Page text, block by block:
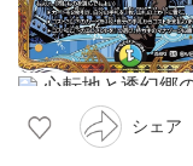
シェア